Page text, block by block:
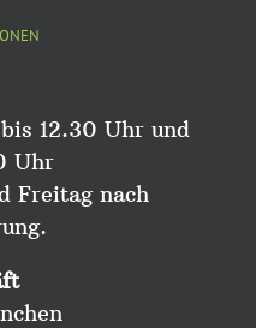
12.30 Uhr und
Uhr
Freitag nach